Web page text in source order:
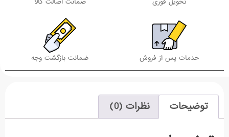
تحویل فوری ضمانت اصالت کالا
خدمات پس از فروش ضمانت بازگشت وجه
توضیحات نظرات (0)